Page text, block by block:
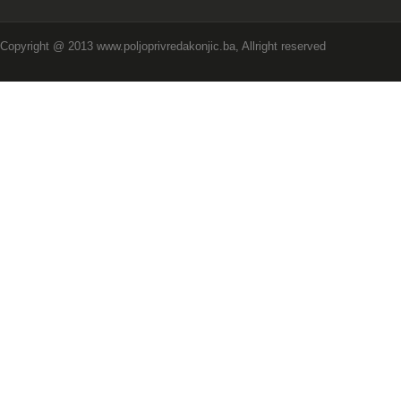
Copyright @ 2013 www.poljoprivredakonjic.ba, Allright reserved